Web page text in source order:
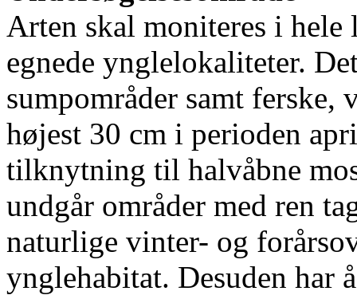
Arten skal moniteres i
egnede ynglelokaliteter.
sumpområder samt ferske,
højest 30 cm i perioden
tilknytning til halvåbne
undgår områder med ren
naturlige vinter- og
ynglehabitat. Desuden har